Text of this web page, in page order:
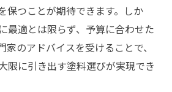
保つことが期待できます。しか
最適とは限らず、予算に合わせた
家のアドバイスを受けることで、
限に引き出す塗料選びが実現でき